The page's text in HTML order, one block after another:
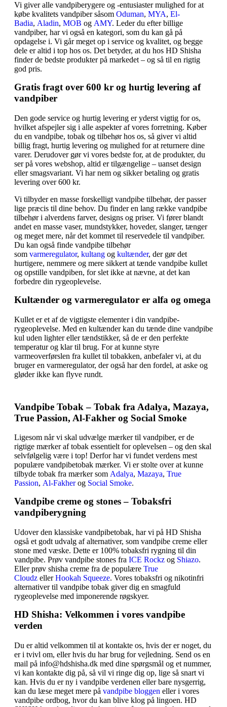
Vi giver alle vandpiberygere og -entusiaster mulighed for at
købe kvalitets vandpiber såsom Oduman, MYA, El-
Badia, Aladin, MOB og AMY. Leder du efter billige
vandpiber, har vi også en kategori, som du kan gå på
opdagelse i. Vi går meget op i service og kvalitet, og begge
dele er altid i top hos os. Det betyder, at du hos HD Shisha
finder de bedste produkter på markedet – og så til en rigtig
god pris.
Gratis fragt over 600 kr og hurtig levering af
vandpiber
Den gode service og hurtig levering er yderst vigtig for os,
hvilket afspejler sig i alle aspekter af vores forretning. Køber
du en vandpibe, tobak og tilbehør hos os, så giver vi altid
billig fragt, hurtig levering og mulighed for at returnere dine
varer. Derudover gør vi vores bedste for, at de produkter, du
ser på vores webshop, altid er tilgængelige – uanset design
eller smagsvariant. Vi har nem og sikker betaling og gratis
levering over 600 kr.
Vi tilbyder en masse forskelligt vandpibe tilbehør, der passer
lige præcis til dine behov. Du finder en lang række vandpibe
tilbehør i alverdens farver, designs og priser. Vi fører blandt
andet en masse vaser, mundstykker, hoveder, slanger, tænger
og meget mere, når det kommet til reservedele til vandpiber.
Du kan også finde vandpibe tilbehør
som varmeregulator, kultang og kultænder, der gør det
hurtigere, nemmere og mere sikkert at tænde vandpibe kullet
og opstille vandpiben, for slet ikke at nævne, at det kan
forbedre din rygeoplevelse.
Kultænder og varmeregulator er alfa og omega
Kullet er et af de vigtigste elementer i din vandpibe-
rygeoplevelse. Med en kultænder kan du tænde dine vandpibe
kul uden lighter eller tændstikker, så de er den perfekte
temperatur og klar til brug. For at kunne styre
varmeoverførslen fra kullet til tobakken, anbefaler vi, at du
bruger en varmeregulator, der også har den fordel, at aske og
gløder ikke kan flyve rundt.
Vandpibe Tobak – Tobak fra Adalya, Mazaya,
True Passion, Al-Fakher og Social Smoke
Ligesom når vi skal udvælge mærker til vandpiber, er de
rigtige mærker af tobak essentielt for oplevelsen – og den skal
selvfølgelig være i top! Derfor har vi fundet verdens mest
populære vandpibetobak mærker. Vi er stolte over at kunne
tilbyde tobak fra mærker som Adalya, Mazaya, True
Passion, Al-Fakherog Social Smoke.
Vandpibe creme og stones – Tobaksfri
vandpiberygning
Udover den klassiske vandpibetobak, har vi på HD Shisha
også et godt udvalg af alternativer, som vandpibe creme eller
stone med væske. Dette er 100% tobaksfri rygning til din
vandpibe. Prøv vandpibe stones fra ICE Rockz og Shiazo.
Eller prøv shisha creme fra de populære True
Cloudz ellerHookah Squeeze. Vores tobaksfri og nikotinfri
alternativer til vandpibe tobak giver dig en smagfuld
rygeoplevelse med imponerende røgskyer.
HD Shisha: Velkommen i vores vandpibe
verden
Du er altid velkommen til at kontakte os, hvis der er noget, du
er i tvivl om, eller hvis du har brug for vejledning. Send os en
mail på info@hdshisha.dk med dine spørgsmål og et nummer,
vi kan kontakte dig på, så vil vi ringe dig op, lige så snart vi
kan. Hvis du er ny i vandpibe verdenen eller bare nysgerrig,
kan du læse meget mere på vandpibe bloggen eller i vores
vandpibe ordbog, hvor du kan blive klog på lingoen. HD